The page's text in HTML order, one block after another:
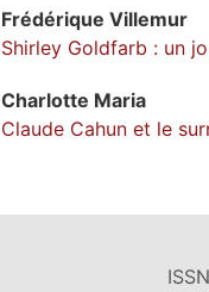
Frédérique Villemur
Shirley Goldfarb : un
Charlotte Maria
Claude Cahun et le